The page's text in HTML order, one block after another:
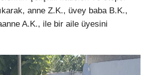
anne Z.K., üvey baba B.K.,
A.K., ile bir aile üyesini